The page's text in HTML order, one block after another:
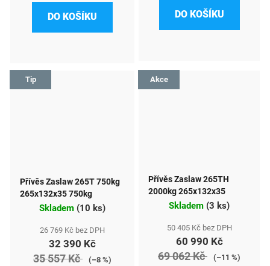
DO KOŠÍKU DO KOŠÍKU
Tip
Přívěs Zaslaw 265T 750kg
265x132x35 750kg
Skladem (10 ks)
26 769 Kč bez DPH
32 390 Kč
35 557 Kč (–8 %)
Akce
Přívěs Zaslaw 265TH
2000kg 265x132x35
Skladem (3 ks)
50 405 Kč bez DPH
60 990 Kč
69 062 Kč (–11 %)